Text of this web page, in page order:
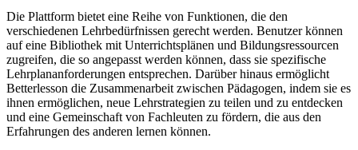
Die Plattform bietet eine Reihe von Funktionen, die den
verschiedenen Lehrbedürfnissen gerecht werden. Benutzer können
auf eine Bibliothek mit Unterrichtsplänen und Bildungsressourcen
zugreifen, die so angepasst werden können, dass sie spezifische
Lehrplananforderungen entsprechen. Darüber hinaus ermöglicht
Betterlesson die Zusammenarbeit zwischen Pädagogen, indem sie es
ihnen ermöglichen, neue Lehrstrategien zu teilen und zu entdecken
und eine Gemeinschaft von Fachleuten zu fördern, die aus den
Erfahrungen des anderen lernen können.